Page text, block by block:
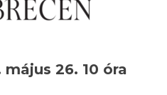
26. 10 óra